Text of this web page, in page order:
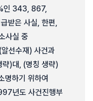
인 343, 867,
받은 사실, 한편,
사실 중
선수재) 사건과
략)대, (명칭 생략)
명하기 위하여
년도 사건진행부